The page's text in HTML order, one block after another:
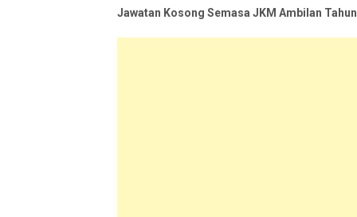
Jawatan Kosong Semasa JKM Ambilan